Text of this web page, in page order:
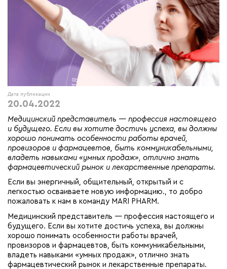
Дата публикации
20.04.2022
Медицинский представитель — профессия настоящего
и будущего. Если вы хотите достичь успеха, вы должны
хорошо понимать особенности работы врачей,
провизоров и фармацевтов, быть коммуникабельными,
владеть навыками «умных продаж», отлично знать
фармацевтический рынок и лекарственные препараты.
Если вы энергичный, общительный, открытый и с
легкостью осваиваете новую информацию., то добро
пожаловать к нам в команду MARI PHARM.
Медицинский представитель — профессия настоящего и
будущего. Если вы хотите достичь успеха, вы должны
хорошо понимать особенности работы врачей,
провизоров и фармацевтов, быть коммуникабельными,
владеть навыками «умных продаж», отлично знать
фармацевтический рынок и лекарственные препараты.